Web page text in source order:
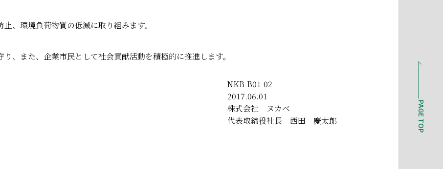
、環境負荷物質の低減に取り組みます。
、また、企業市民として社会貢献活動を積極的に推進します。
NKB-B01-02
2017.06.01
株式会社 ヌカベ
代表取締役社長 西田 慶太郎
PAGE TOP